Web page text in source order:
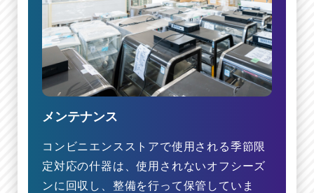
メンテナンス
コンビニエンスストアで使用される季節限
定対応の什器は、使用されないオフシーズ
ンに回収し、整備を行って保管していま